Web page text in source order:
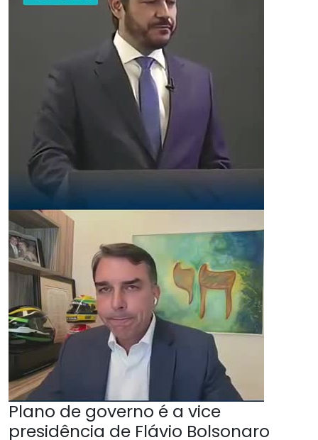
Plano de governo é a vice
presidência de Flávio Bolsonaro